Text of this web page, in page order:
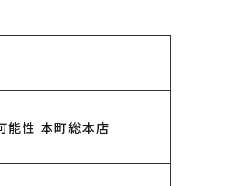
能性 本町総本店